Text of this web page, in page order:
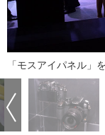
「モスアイパネル」